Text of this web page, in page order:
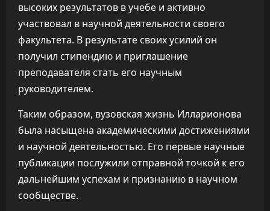
высоких результатов в учебе и активно
участвовал в научной деятельности своего
факультета. В результате своих усилий он
получил стипендию и приглашение
преподавателя стать его научным
руководителем.
Таким образом, вузовская жизнь Илларионова
была насыщена академическими достижениями
и научной деятельностью. Его первые научные
публикации послужили отправной точкой к его
дальнейшим успехам и признанию в научном
сообществе.